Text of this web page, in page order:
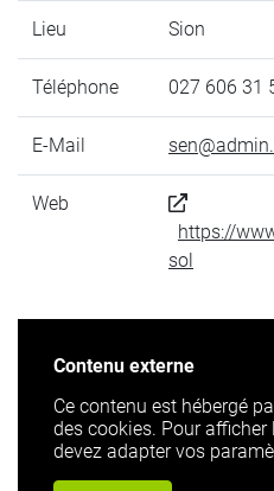
Lieu Sion
Téléphone 027 606 31
E-Mail
Web
https://
sol
Contenu externe
Ce contenu est hébergé
des cookies. Pour
devez adapter vos